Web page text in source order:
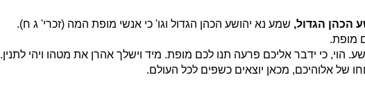
הכהן הגדול, שמע נא יהושע הכהן הגדול וגו' כי אנשי מופת המה (זכרי' ג ח).
מופת.
הוי, כי ידבר אליכם פרעה תנו לכם מופת. מיד וישלך אהרן את מטהו ויהי לתנין.
של אלוהיכם, מכאן יוצאים כשפים לכל העולם.